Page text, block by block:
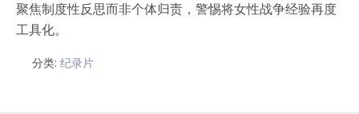
聚焦制度性反思而非个体归责，警惕将女性战争经验再度
工具化。
分类: 纪录片